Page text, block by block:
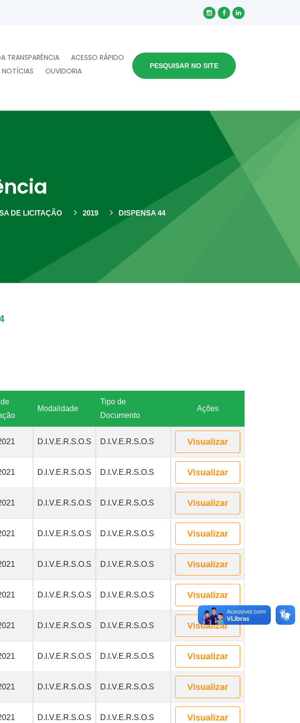
TRANSPARÊNCIA
ACESSO RÁPIDO
NOTÍCIAS OUVIDORIA
PESQUISAR NO SITE
DE LICITAÇÃO 2019 DISPENSA 44
Modalidade
Tipo de
Documento
Ações
D.I.V.E.R.S.O.S D.I.V.E.R.S.O.S Visualizar
D.I.V.E.R.S.O.S D.I.V.E.R.S.O.S Visualizar
D.I.V.E.R.S.O.S D.I.V.E.R.S.O.S Visualizar
D.I.V.E.R.S.O.S D.I.V.E.R.S.O.S Visualizar
D.I.V.E.R.S.O.S D.I.V.E.R.S.O.S Visualizar
D.I.V.E.R.S.O.S D.I.V.E.R.S.O.S Visualizar
D.I.V.E.R.S.O.S D.I.V.E.R.S.O.S Visualizar
D.I.V.E.R.S.O.S D.I.V.E.R.S.O.S Visualizar
D.I.V.E.R.S.O.S D.I.V.E.R.S.O.S Visualizar
D.I.V.E.R.S.O.S D.I.V.E.R.S.O.S Visualizar